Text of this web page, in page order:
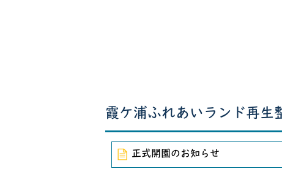
霞ケ浦ふれあいランド再生
正式開園のお知らせ